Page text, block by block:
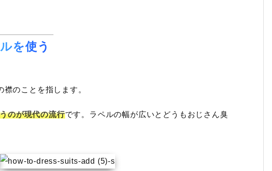
を使う
のことを指します。
のが現代の流行です。ラペルの幅が広いとどうもおじさん臭